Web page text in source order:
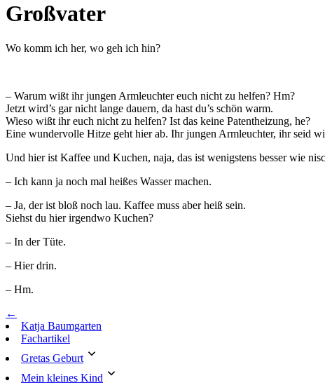
Großvater
Wo komm ich her, wo geh ich hin?
– Warum wißt ihr jungen Armleuchter euch nicht zu helfen? Hm?
Jetzt wird’s gar nicht lange dauern, da hast du’s schön warm.
Wieso wißt ihr euch nicht zu helfen? Ist das keine Patentheizung, he?
Eine wundervolle Hitze geht hier ab. Ihr jungen Armleuchter, ihr seid
Und hier ist Kaffee und Kuchen, naja, das ist wenigstens besser wie
– Ich kann ja noch mal heißes Wasser machen.
– Ja, der ist bloß noch lau. Kaffee muss aber heiß sein.
Siehst du hier irgendwo Kuchen?
– In der Tüte.
– Hier drin.
– Hm.
←
Katja Baumgarten
Fachartikel
Gretas Geburt
Mein kleines Kind